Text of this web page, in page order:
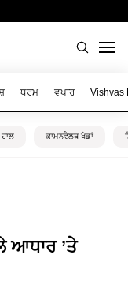
ਧਰਮ ਵਪਾਰ Vishvas
ਕਾਮਨਵੈਲਥ ਖੇਡਾਂ
ਆਧਾਰ ’ਤੇ